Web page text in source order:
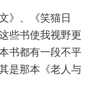
》、《笑猫日
些书使我视野更
书都有一段不平
是那本《老人与